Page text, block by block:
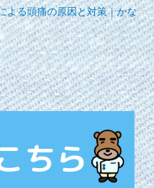
よる頭痛の原因と対策｜かな